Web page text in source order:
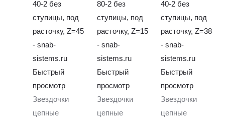
Быстрый
просмотр
Звездочки
цепные
Быстрый
просмотр
Звездочки
цепные
Быстрый
просмотр
Звездочки
цепные